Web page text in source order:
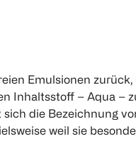
Emulsionen
Inhaltsstoff – Aqua –
die Bezeichnung
weil sie